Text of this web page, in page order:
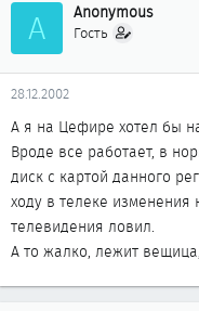
A Anonymous
Гость
28.12.2002
А я на Цефире хотел бы
Вроде все работает, в
диск с картой данного
ходу в телеке
телевидения ловил.
А то жалко, лежит